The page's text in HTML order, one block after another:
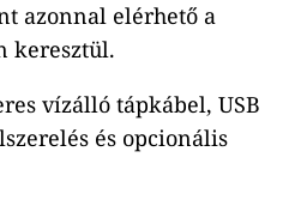
azonnal elérhető a
keresztül.
vízálló tápkábel, USB
és opcionális